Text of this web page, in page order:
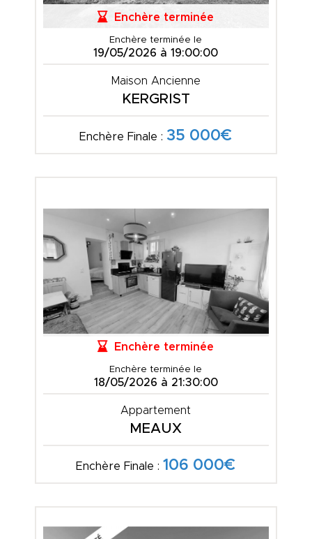
Enchère terminée
Enchère terminée le
19/05/2026 à 19:00:00
Maison Ancienne
KERGRIST
Enchère Finale : 35 000€
Enchère terminée
Enchère terminée le
18/05/2026 à 21:30:00
Appartement
MEAUX
Enchère Finale : 106 000€